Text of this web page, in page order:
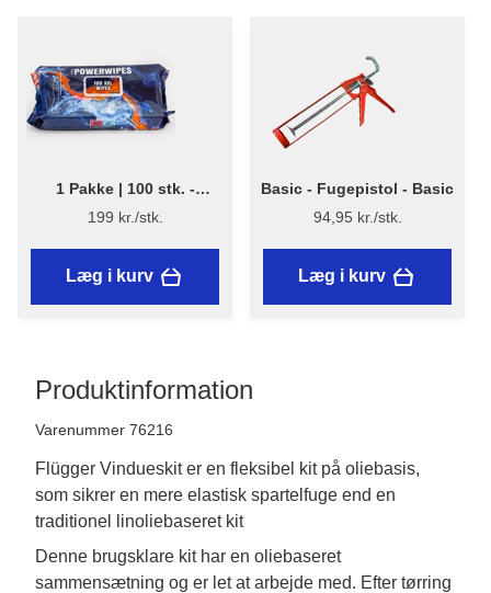
1 Pakke | 100 stk. -
Flügger PowerWipes - 100
stk. renseservietter
199 kr./stk.
Læg i kurv
Basic - Fugepistol - Basic
94,95 kr./stk.
Læg i kurv
Produktinformation
Varenummer 76216
Flügger Vindueskit er en fleksibel kit på oliebasis,
som sikrer en mere elastisk spartelfuge end en
traditionel linoliebaseret kit
Denne brugsklare kit har en oliebaseret
sammensætning og er let at arbejde med. Efter tørring